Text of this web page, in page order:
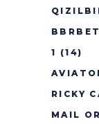
1 (14)
RICKY
MAIL